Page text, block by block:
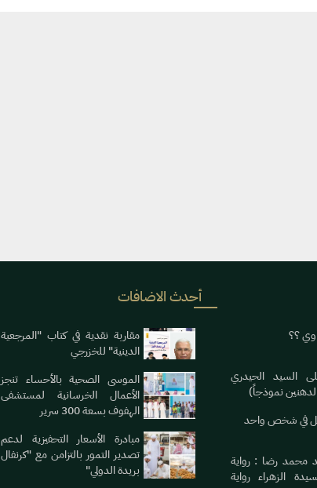
؟؟
السيد الحيدري
نموذجاً)
في شخص واحد
محمد رضا : رواية
الزهراء رواية
أحدث الاضافات
مقاربة نقدية في كتاب "المرجعية
الدينية" للخزرجي
الموسى الصحية بالأحساء تنجز
الأعمال الخرسانية لمستشفى
الهفوف بسعة 300 سرير
مبادرة الأسعار التحفيزية لدعم
تصدير التمور بالتزامن مع "كرنفال
بريدة الدولي"